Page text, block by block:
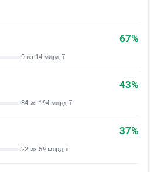
67%
9 из 14 млрд ₸
43%
84 из 194 млрд ₸
37%
22 из 59 млрд ₸